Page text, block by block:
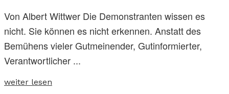
Von Albert Wittwer Die Demonstranten wissen es
nicht. Sie können es nicht erkennen. Anstatt des
Bemühens vieler Gutmeinender, Gutinformierter,
Verantwortlicher ...
weiter lesen